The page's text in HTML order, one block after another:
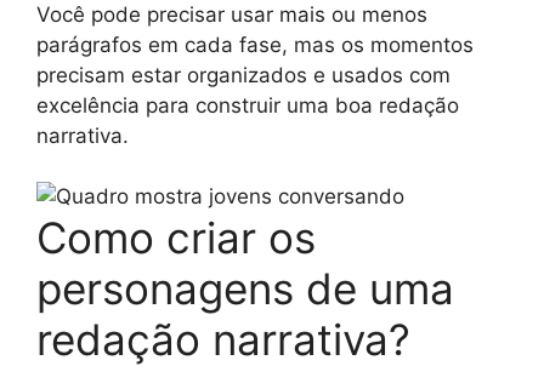
Você pode precisar usar mais ou menos
parágrafos em cada fase, mas os momentos
precisam estar organizados e usados com
excelência para construir uma boa redação
narrativa.
Como criar os
personagens de uma
redação narrativa?